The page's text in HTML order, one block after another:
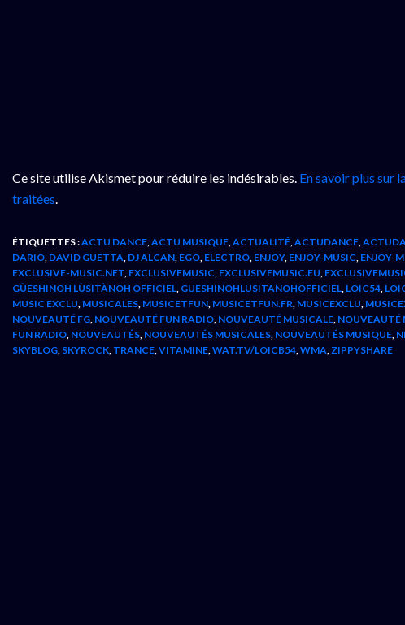
Ce site utilise Akismet pour réduire les indésirables. En savoir plus sur
traitées.
ÉTIQUETTES :ACTU DANCE ACTU MUSIQUE ACTUALITÉ ACTUDANCE
DARIO DAVID GUETTA DJ ALCAN EGO ELECTRO ENJOY, ENJOY-MUSIC ENJOY-
EXCLUSIVE-MUSIC.NET EXCLUSIVEMUSIC EXCLUSIVEMUSIC.EU
GÙESHINOH LÙSITÀNOH OFFICIEL GUESHINOHLUSITANOHOFFICIEL LOIC54
MUSIC EXCLU MUSICALES MUSICETFUN MUSICETFUN.FR MUSICEXCLU
NOUVEAUTÉ FG NOUVEAUTÉ FUN RADIO NOUVEAUTÉ MUSICALE NOUVEAUTÉ
FUN RADIO NOUVEAUTÉS NOUVEAUTÉS MUSICALES NOUVEAUTÉS MUSIQUE
SKYBLOG SKYROCK TRANCE VITAMINE WAT.TV/LOICB54 WMA ZIPPYSHARE